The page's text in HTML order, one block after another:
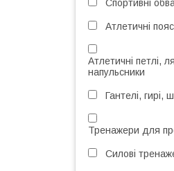
Спортивні
Атлетичні
Атлетичні петлі,
напульсники
Гантелі, гирі,
Тренажери для
Силові